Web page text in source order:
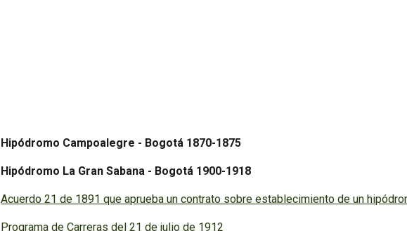
Hipódromo Campoalegre - Bogotá 1870-1875
Hipódromo La Gran Sabana - Bogotá 1900-1918
Acuerdo 21 de 1891 que aprueba un contrato sobre establecimiento de un
Programa de Carreras del 21 de julio de 1912